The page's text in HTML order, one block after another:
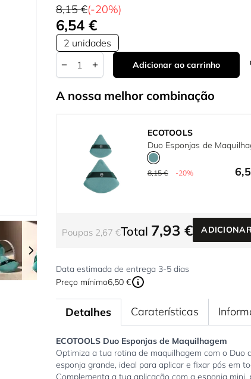
larger imageView larger imageView larger imageView larger image
8,15 €(-20%)
6,54 €
2 unidades
Quantidade
Adicionar ao carrinho
A nossa melhor combinação
ECOTOOLS
Duo Esponjas de
8,15 € -20%
Poupas 2,67 €Total 7,93 €
Data estimada de entrega 3-5 dias
Preço mínimo6,50 €
Detalhes
ECOTOOLS Duo Esponjas de Maquilhagem
Optimiza a tua rotina de maquilhagem com o Duo
esponja grande, ideal para aplicar e fixar pós em
Complementa a tua aplicação com a esponja
Caraterísticas